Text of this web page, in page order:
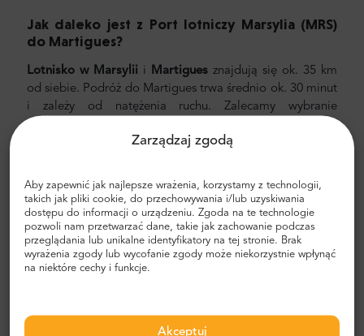
Zarządzaj zgodą
Aby zapewnić jak najlepsze wrażenia, korzystamy z technologii,
takich jak pliki cookie, do przechowywania i/lub uzyskiwania
dostępu do informacji o urządzeniu. Zgoda na te technologie
pozwoli nam przetwarzać dane, takie jak zachowanie podczas
przeglądania lub unikalne identyfikatory na tej stronie. Brak
wyrażenia zgody lub wycofanie zgody może niekorzystnie wpłynąć
na niektóre cechy i funkcje.
Akceptuj
Jak daleko jest z Port lotniczy Marsylia (MRS)
do Martigues?
Lotnisko w Marsylii i Martigues znajdują się ok. 35 km
od siebie. Podróż do Martigues trwa średnio ok. 30 minut
i zależy od natężenia ruchu. Zalecamy wybranie
najbezpieczniejszym i najbardziej niezawodnym
prywatnego transportu od drzwi do drzwi. W ten sposób
zaoszczędzisz dużo czasu, ponieważ możesz pominąć
nieprzyjemny proces ustalania trasy, poruszania się po
mieście i znajdowania drogi.
Transfer z lotniska i miasta
podróżnych użytkowników Trip-Advisor. Oferujemy